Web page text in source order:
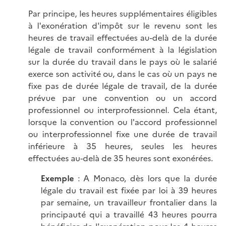
Par principe, les heures supplémentaires éligibles
à l'exonération d'impôt sur le revenu sont les
heures de travail effectuées au-delà de la durée
légale de travail conformément à la législation
sur la durée du travail dans le pays où le salarié
exerce son activité ou, dans le cas où un pays ne
fixe pas de durée légale de travail, de la durée
prévue par une convention ou un accord
professionnel ou interprofessionnel. Cela étant,
lorsque la convention ou l'accord professionnel
ou interprofessionnel fixe une durée de travail
inférieure à 35 heures, seules les heures
effectuées au-delà de 35 heures sont exonérées.
Exemple : A Monaco, dès lors que la durée
légale du travail est fixée par loi à 39 heures
par semaine, un travailleur frontalier dans la
principauté qui a travaillé 43 heures pourra